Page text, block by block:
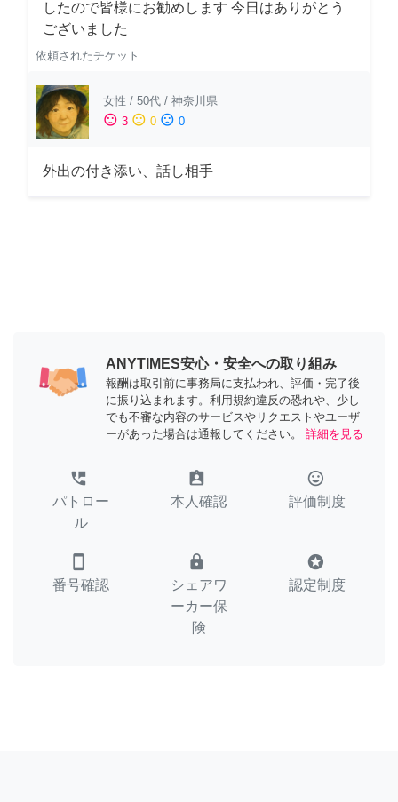
したので皆様にお勧めします 今日はありがとう
ございました
依頼されたチケット
女性 / 50代 / 神奈川県
sentiment_satisfied 3 sentiment_neutral 0 sentiment_dissatisfied 0
外出の付き添い、話し相手
ANYTIMES安心・安全への取り組み
報酬は取引前に事務局に支払われ、評価・完了後
に振り込まれます。利用規約違反の恐れや、少し
でも不審な内容のサービスやリクエストやユーザ
ーがあった場合は通報してください。
詳細を見る
perm_phone_msg
パトロー
ル
assignment_ind
本人確認
tag_faces
評価制度
smartphone
番号確認
lock
シェアワ
ーカー保
険
stars
認定制度